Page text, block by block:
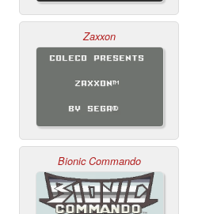
Zaxxon
Bionic Commando